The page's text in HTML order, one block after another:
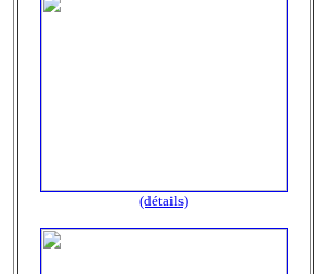
(détails)